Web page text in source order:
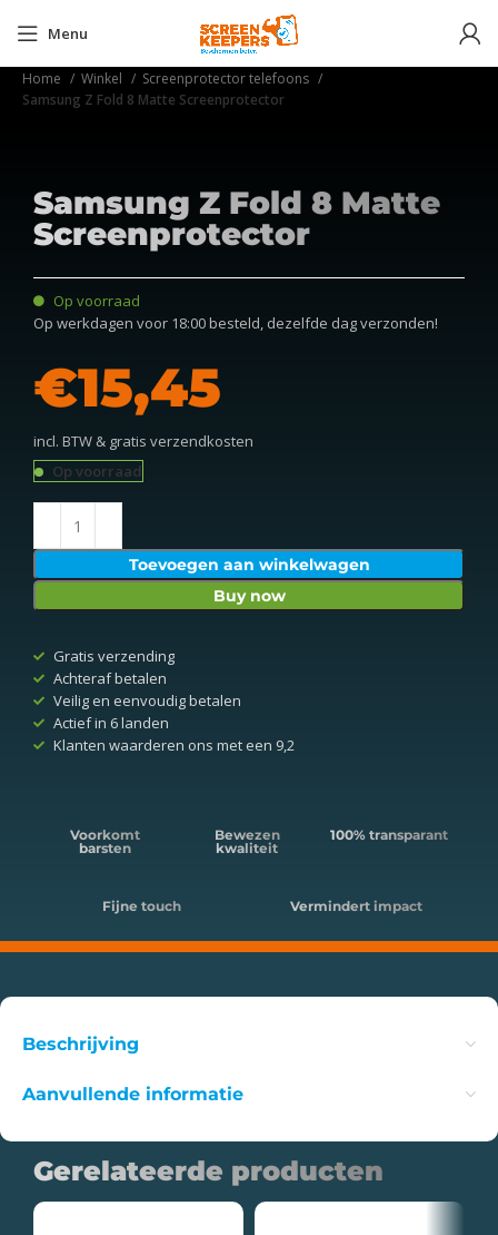
Menu
Home Winkel
Screenprotector telefoons
Samsung Z Fold 8 Matte Screenprotector
Samsung Z Fold 8 Matte
Screenprotector
Op voorraad
Op werkdagen voor 18:00 besteld, dezelfde dag verzonden!
€
incl. BTW & gratis verzendkosten
Op voorraad
Toevoegen aan winkelwagen
Buy now
Gratis verzending
Achteraf betalen
Veilig en eenvoudig betalen
Actief in 6 landen
Klanten waarderen ons met een 9,2
Voorkomt
barsten
Bewezen
kwaliteit
100% transparant
Fijne touch Vermindert impact
Beschrijving
Aanvullende informatie
Gerelateerde producten